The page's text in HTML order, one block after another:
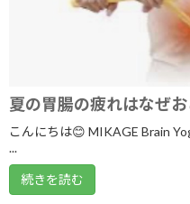
2023年11月
2023年7月
夏の胃腸の疲れはなぜお
こんにちは😊 MIKAGE Brain
...
続きを読む